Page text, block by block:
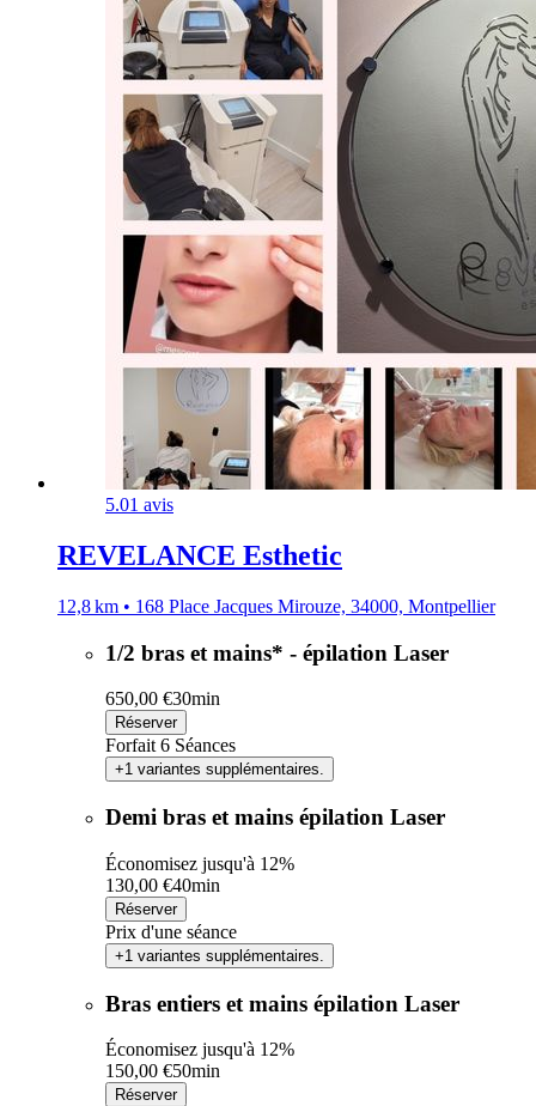
5.01 avis
REVELANCE Esthetic
12,8 km • 168 Place Jacques Mirouze, 34000, Montpellier
1/2 bras et mains* - épilation Laser
650,00 €30min
Réserver
Forfait 6 Séances
+1 variantes supplémentaires.
Demi bras et mains épilation Laser
Économisez jusqu'à 12%
130,00 €40min
Réserver
Prix d'une séance
+1 variantes supplémentaires.
Bras entiers et mains épilation Laser
Économisez jusqu'à 12%
150,00 €50min
Réserver